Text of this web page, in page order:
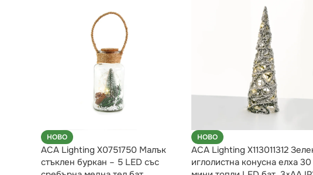
НОВО
ACA Lighting X0751750 Малък
стъклен буркан – 5 LED със
НОВО
ACA Lighting X113011312
иглолистна конусна елха 30